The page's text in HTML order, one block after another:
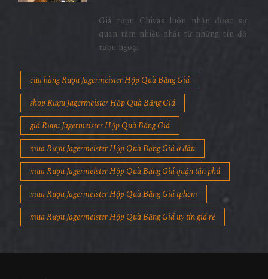
Giá rượu Chivas luôn nhận được sự
quan tâm nhiều nhất từ những tín đồ
rượu ngoại
cửa hàng Rượu Jagermeister Hộp Quà Băng Giá
shop Rượu Jagermeister Hộp Quà Băng Giá
giá Rượu Jagermeister Hộp Quà Băng Giá
mua Rượu Jagermeister Hộp Quà Băng Giá ở đâu
mua Rượu Jagermeister Hộp Quà Băng Giá quận tân phú
mua Rượu Jagermeister Hộp Quà Băng Giá tphcm
mua Rượu Jagermeister Hộp Quà Băng Giá uy tín giá rẻ